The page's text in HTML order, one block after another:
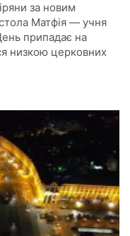
за новим
Матфія — учня
припадає на
низкою церковних